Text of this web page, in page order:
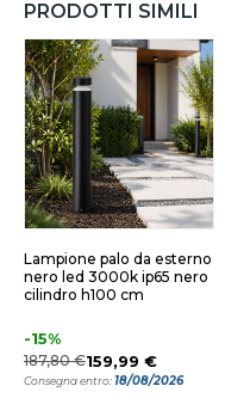
PRODOTTI SIMILI
Lampione palo da esterno
nero led 3000k ip65 nero
cilindro h100 cm
-15%
187,80 €159,99 €
Consegna entro:18/08/2026